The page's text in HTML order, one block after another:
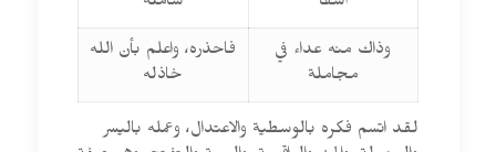
وذاك منه عداء في
مجاملة
فاحذره، واعلم بأن الله
خاذله
لقد اتسم فكره بالوسطية والاعتدال، وعمله باليسر